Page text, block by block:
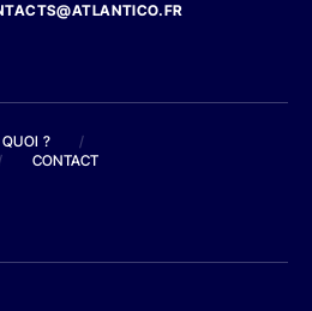
?
/
CONTACT